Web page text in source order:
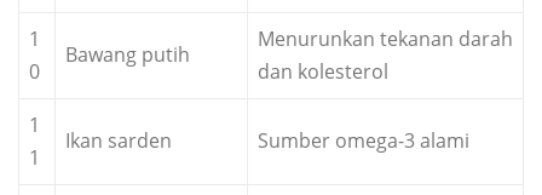
1
0
Bawang putih
Menurunkan tekanan darah
dan kolesterol
1
1
Ikan sarden Sumber omega-3 alami